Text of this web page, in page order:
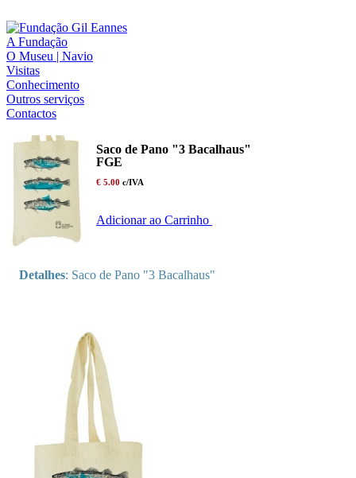
A Fundação
O Museu | Navio
Visitas
Conhecimento
Outros serviços
Contactos
Saco de Pano "3 Bacalhaus"
FGE
€ 5.00 c/IVA
Adicionar ao Carrinho
Detalhes: Saco de Pano "3 Bacalhaus"